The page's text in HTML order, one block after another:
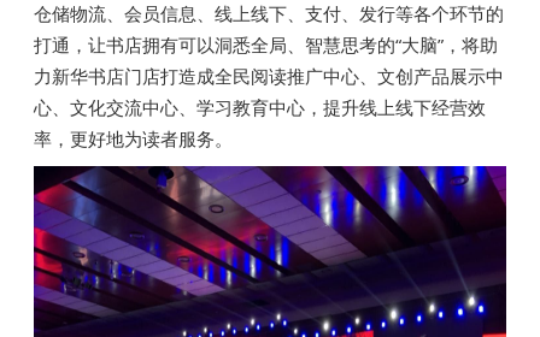
仓储物流、会员信息、线上线下、支付、发行等各个环节的
打通，让书店拥有可以洞悉全局、智慧思考的“大脑”，将助
力新华书店门店打造成全民阅读推广中心、文创产品展示中
心、文化交流中心、学习教育中心，提升线上线下经营效
率，更好地为读者服务。